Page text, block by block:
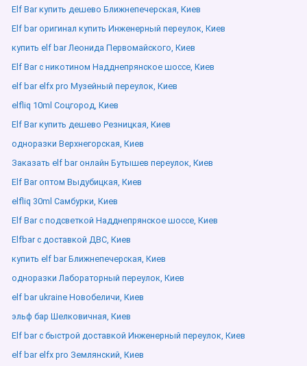
Elf Bar купить дешево Ближнепечерская, Киев
Elf bar оригинал купить Инженерный переулок, Киев
купить elf bar Леонида Первомайского, Киев
Elf Bar с никотином Надднепрянское шоссе, Киев
elf bar elfx pro Музейный переулок, Киев
elfliq 10ml Соцгород, Киев
Elf Bar купить дешево Резницкая, Киев
одноразки Верхнегорская, Киев
Заказать elf bar онлайн Бутышев переулок, Киев
Elf Bar оптом Выдубицкая, Киев
elfliq 30ml Самбурки, Киев
Elf Bar с подсветкой Надднепрянское шоссе, Киев
Elfbar с доставкой ДВС, Киев
купить elf bar Ближнепечерская, Киев
одноразки Лабораторный переулок, Киев
elf bar ukraine Новобеличи, Киев
эльф бар Шелковичная, Киев
Elf bar с быстрой доставкой Инженерный переулок, Киев
elf bar elfx pro Землянский, Киев